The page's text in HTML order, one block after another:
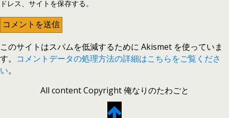
ドレス、サイトを保存する。
このサイトはスパムを低減するために Akismet を使っていま
す。 コメントデータの処理方法の詳細はこちらをご覧くださ
い。
All content Copyright 俺なりのたわごと